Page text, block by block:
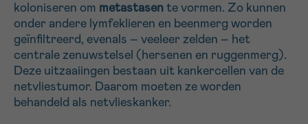
koloniseren om metastasen te vormen. Zo kunnen
onder andere lymfeklieren en beenmerg worden
geïnfiltreerd, evenals – veeleer zelden – het
centrale zenuwstelsel (hersenen en ruggenmerg).
Deze uitzaaiingen bestaan uit kankercellen van de
netvliestumor. Daarom moeten ze worden
behandeld als netvlieskanker.
Ja, stuur mij de nieuwsbrief
Ik aanvaard de gebruiksvoorwaarden
*VERPLICHT VELD